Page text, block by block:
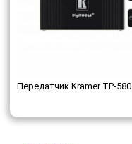
Передатчик Kramer TP-